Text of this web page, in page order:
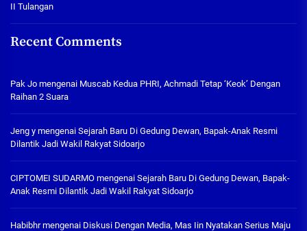
II Tulangan
Recent Comments
Pak Jo mengenai Muscab Kedua PHRI, Achmadi Tetap ‘Keok’ Dengan
Raihan 2 Suara
Jeng y mengenai Sejarah Baru Di Gedung Dewan, Bapak-Anak Resmi
Dilantik Jadi Wakil Rakyat Sidoarjo
CIPTOMEI SUDARMO mengenai Sejarah Baru Di Gedung Dewan, Bapak-
Anak Resmi Dilantik Jadi Wakil Rakyat Sidoarjo
Habibhrmengenai Diskusi Dengan Media, Mas Iin Nyatakan Serius Maju